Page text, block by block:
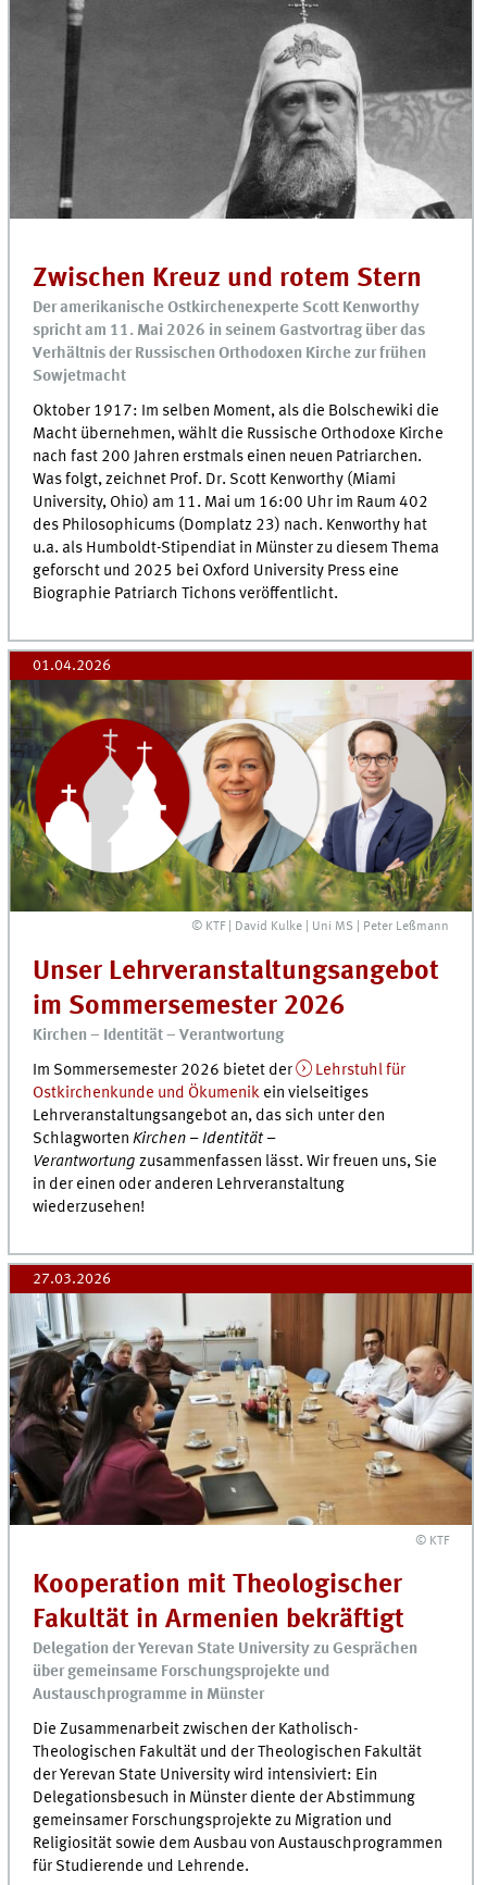
Zwischen Kreuz und rotem Stern
Der amerikanische Ostkirchenexperte Scott Kenworthy
spricht am 11. Mai 2026 in seinem Gastvortrag über das
Verhältnis der Russischen Orthodoxen Kirche zur frühen
Sowjetmacht
Oktober 1917: Im selben Moment, als die Bolschewiki die
Macht übernehmen, wählt die Russische Orthodoxe Kirche
nach fast 200 Jahren erstmals einen neuen Patriarchen.
Was folgt, zeichnet Prof. Dr. Scott Kenworthy (Miami
University, Ohio) am 11. Mai um 16:00 Uhr im Raum 402
des Philosophicums (Domplatz 23) nach. Kenworthy hat
u.a. als Humboldt-Stipendiat in Münster zu diesem Thema
geforscht und 2025 bei Oxford University Press eine
Biographie Patriarch Tichons veröffentlicht.
01.04.2026
© KTF | David Kulke | Uni MS | Peter Leßmann
Unser Lehrveranstaltungsangebot
im Sommersemester 2026
Kirchen – Identität – Verantwortung
Im Sommersemester 2026 bietet der
Lehrstuhl für
Ostkirchenkunde und Ökumenik ein vielseitiges
Lehrveranstaltungsangebot an, das sich unter den
SchlagwortenKirchen – Identität –
Verantwortung zusammenfassen lässt. Wir freuen uns, Sie
in der einen oder anderen Lehrveranstaltung
wiederzusehen!
27.03.2026
© KTF
Kooperation mit Theologischer
Fakultät in Armenien bekräftigt
Delegation der Yerevan State University zu Gesprächen
über gemeinsame Forschungsprojekte und
Austauschprogramme in Münster
Die Zusammenarbeit zwischen der Katholisch-
Theologischen Fakultät und der Theologischen Fakultät
der Yerevan State University wird intensiviert: Ein
Delegationsbesuch in Münster diente der Abstimmung
gemeinsamer Forschungsprojekte zu Migration und
Religiosität sowie dem Ausbau von Austauschprogrammen
für Studierende und Lehrende.